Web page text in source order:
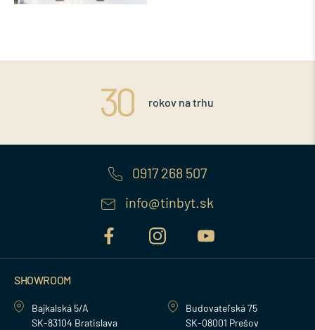
rokov na trhu
0917 268 507
info@tinbyt.sk
SHOWROOM
Bajkalská 5/A
SK-83104 Bratislava
Budovateľská 75
SK-08001 Prešov